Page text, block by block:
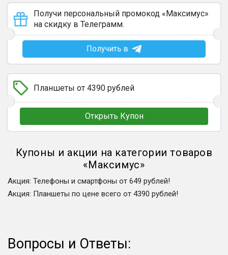
Получи персональный промокод «Максимус»
на скидку в Телеграмм.
Получить в
Планшеты от 4390 рублей
Открыть Купон
Купоны и акции на категории товаров
«Максимус»
Акция: Телефоны и смартфоны от 649 рублей!
Акция: Планшеты по цене всего от 4390 рублей!
Вопросы и Ответы: